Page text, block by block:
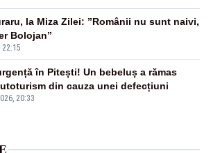
22:15
la Miza Zilei: ”Românii nu sunt naivi,
Bolojan”
20:33
în Pitești! Un bebeluș a rămas
din cauza unei defecțiuni